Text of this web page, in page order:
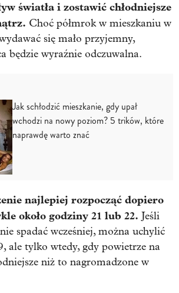
światła i zostawić chłodniejsze
Choć półmrok w mieszkaniu w
się mało przyjemny,
będzie wyraźnie odczuwalna.
Jak schłodzić mieszkanie, gdy upał
wchodzi na nowy poziom? 5 trików, które
naprawdę warto znać
najlepiej rozpocząć dopiero
około godziny 21 lub 22. Jeśli
spadać wcześniej, można uchylić
ale tylko wtedy, gdy powietrze na
niż to nagromadzone w